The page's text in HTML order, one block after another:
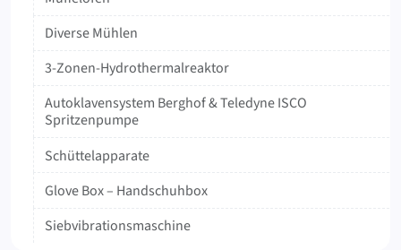
Diverse Mühlen
3-Zonen-Hydrothermalreaktor
Autoklavensystem Berghof & Teledyne ISCO
Spritzenpumpe
Schüttelapparate
Glove Box – Handschuhbox
Siebvibrationsmaschine